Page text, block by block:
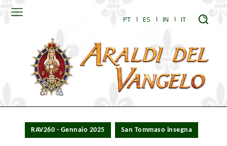
PT ES IN IT
RAV260 - Gennaio 2025 San Tommaso insegna